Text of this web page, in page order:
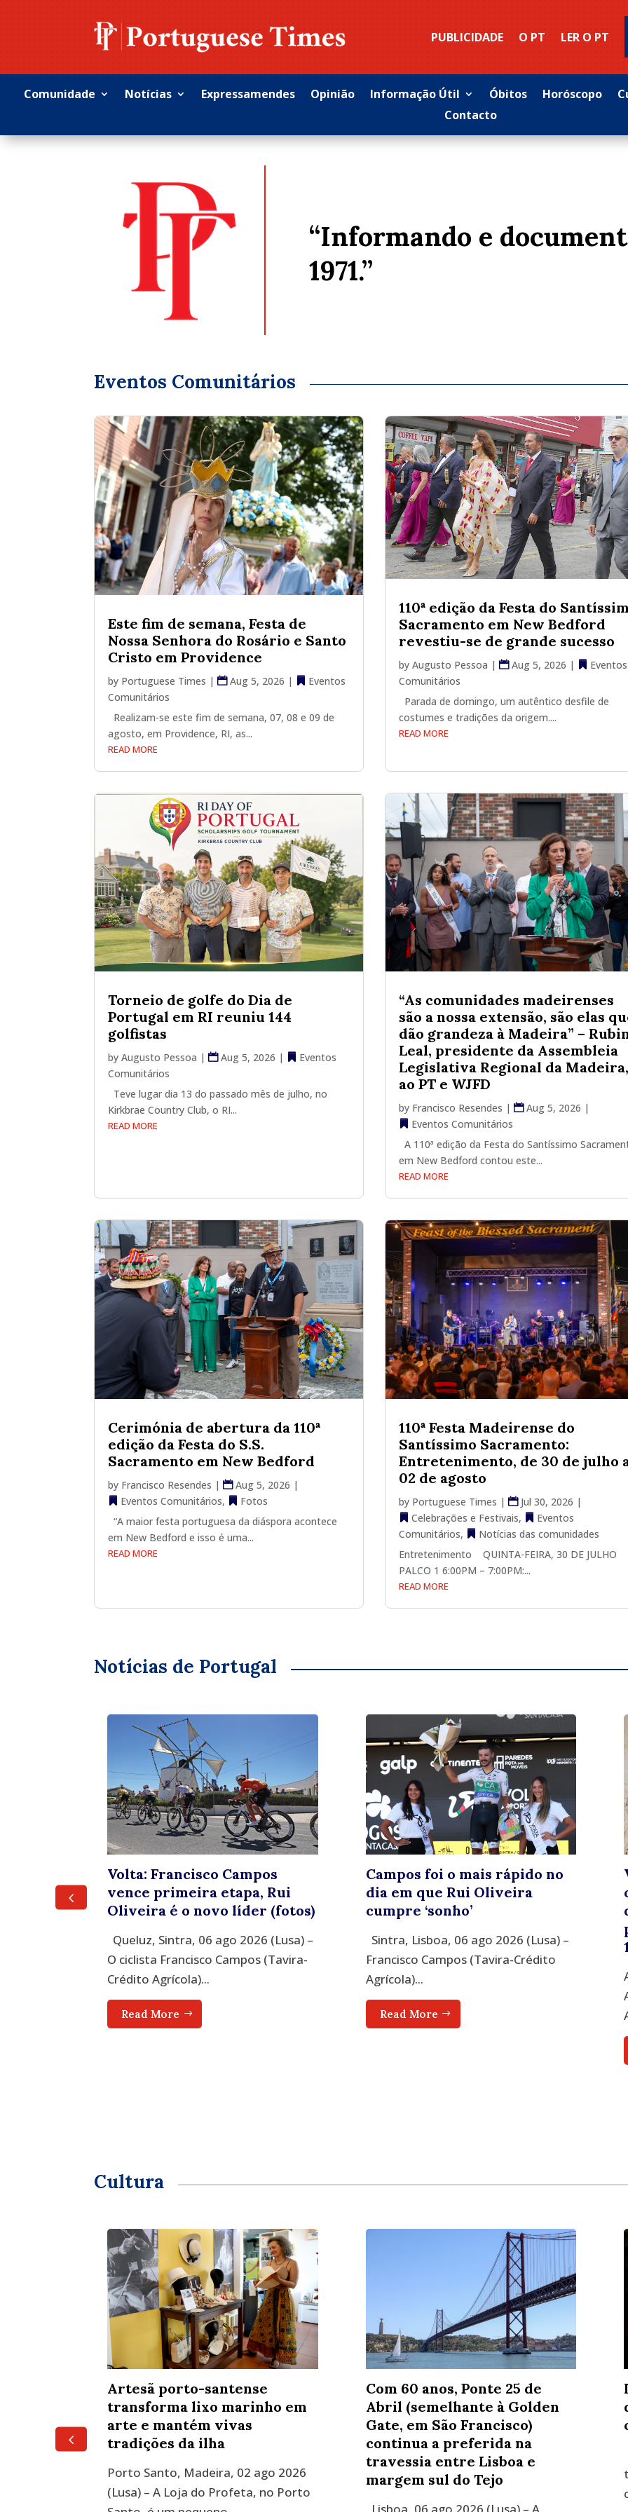
PUBLICIDADE O PT LER O PT
Comunidade Notícias Expressamendes Opinião Informação Útil Óbitos Horóscopo
Contacto
“Informando e
1971.”
Eventos Comunitários
Este fim de semana, Festa de
Nossa Senhora do Rosário e Santo
Cristo em Providence
by Portuguese Times | Aug 5, 2026 |
Eventos
Comunitários
Realizam-se este fim de semana, 07, 08 e 09 de
agosto, em Providence, RI, as...
READ MORE
110ª edição da Festa do
Sacramento em New Bedford
revestiu-se de grande sucesso
by Augusto Pessoa | Aug 5, 2026 |
Eventos
Comunitários
Parada de domingo, um autêntico desfile de
costumes e tradições da origem....
READ MORE
Torneio de golfe do Dia de
Portugal em RI reuniu 144
golfistas
byAugusto Pessoa | Aug 5, 2026 |
Eventos
Comunitários
Teve lugar dia 13 do passado mês de julho, no
Kirkbrae Country Club, o RI...
READ MORE
“As comunidades madeirenses
são a nossa extensão, são elas
dão grandeza à Madeira” –
Leal, presidente da Assembleia
Legislativa Regional da Madeira,
ao PT e WJFD
by Francisco Resendes | Aug 5, 2026 |
Eventos Comunitários
A 110ª edição da Festa do Santíssimo
em New Bedford contou este...
READ MORE
Cerimónia de abertura da 110ª
edição da Festa do S.S.
Sacramento em New Bedford
by Francisco Resendes | Aug 5, 2026 |
Eventos Comunitários,
Fotos
“A maior festa portuguesa da diáspora acontece
em New Bedford e isso é uma...
READ MORE
110ª Festa Madeirense do
Santíssimo Sacramento:
Entretenimento, de 30 de julho
02 de agosto
by Portuguese Times | Jul 30, 2026 |
Celebrações e Festivais,
Eventos
Comunitários,
Notícias das comunidades
Entretenimento QUINTA-FEIRA, 30 DE JULHO
PALCO 1 6:00PM – 7:00PM:...
READ MORE
Notícias de Portugal
Volta: Francisco Campos
vence primeira etapa, Rui
Oliveira é o novo líder (fotos)
Queluz, Sintra, 06 ago 2026 (Lusa) –
O ciclista Francisco Campos (Tavira-
Crédito Agrícola)...
Read More
Campos foi o mais rápido no
dia em que Rui Oliveira
cumpre ‘sonho’
Sintra, Lisboa, 06 ago 2026 (Lusa) –
Francisco Campos (Tavira-Crédito
Agrícola)...
Read More
Cultura
Artesã porto-santense
transforma lixo marinho em
arte e mantém vivas
tradições da ilha
Porto Santo, Madeira, 02 ago 2026
(Lusa) – A Loja do Profeta, no Porto
Com 60 anos, Ponte 25 de
Abril (semelhante à Golden
Gate, em São Francisco)
continua a preferida na
travessia entre Lisboa e
margem sul do Tejo